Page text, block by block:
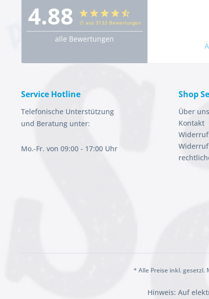
4.88 ∅ aus 3133 Bewertungen
alle Bewertungen
Service Hotline
Telefonische Unterstützung
und Beratung unter:
Mo.-Fr. von 09:00 - 17:00 Uhr
Shop
Über uns
Kontakt
* Alle Preise inkl.
Hinweis: Auf